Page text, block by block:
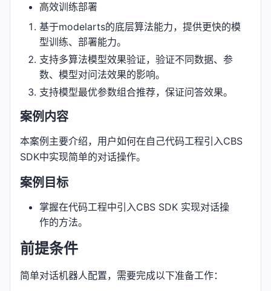
高效训练部署
基于modelarts的底层算法能力，提供更快的模
型训练、部署能力。
支持多算法模型效果验证，验证不同数据、参
数、模型对问法效果的影响。
支持模型最优参数组合推荐，保证问答效果。
案例内容
本案例主要介绍，用户如何在自己代码工程引入CBS
SDK中实现简单的对话操作。
案例目标
掌握在代码工程中引入CBS SDK 实现对话操
作的方法。
前提条件
简单对话机器人配置，需要完成以下准备工作：